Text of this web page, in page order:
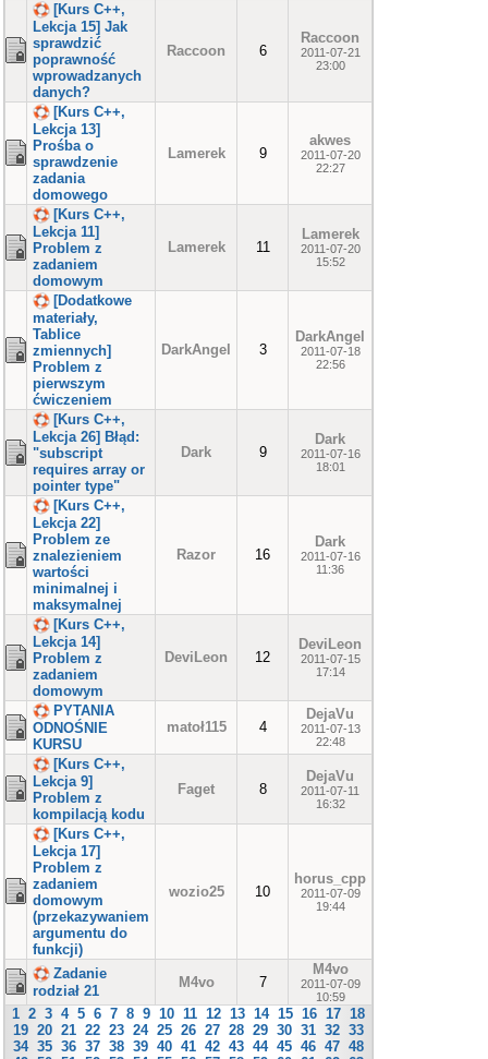
[Kurs C++,
Lekcja 15] Jak
sprawdzić
poprawność
wprowadzanych
danych?
Raccoon 6
Raccoon
2011-07-21
23:00
[Kurs C++,
Lekcja 13]
Prośba o
sprawdzenie
zadania
domowego
Lamerek 9
akwes
2011-07-20
22:27
[Kurs C++,
Lekcja 11]
Problem z
zadaniem
domowym
Lamerek 11
Lamerek
2011-07-20
15:52
[Dodatkowe
materiały,
Tablice
zmiennych]
Problem z
pierwszym
ćwiczeniem
DarkAngel 3
DarkAngel
2011-07-18
22:56
[Kurs C++,
Lekcja 26] Błąd:
"subscript
requires array or
pointer type"
Dark 9
Dark
2011-07-16
18:01
[Kurs C++,
Lekcja 22]
Problem ze
znalezieniem
wartości
minimalnej i
maksymalnej
Razor 16
Dark
2011-07-16
11:36
[Kurs C++,
Lekcja 14]
Problem z
zadaniem
domowym
DeviLeon 12
DeviLeon
2011-07-15
17:14
PYTANIA
ODNOŚNIE
KURSU
matoł115 4
DejaVu
2011-07-13
22:48
[Kurs C++,
Lekcja 9]
Problem z
kompilacją kodu
Faget 8
DejaVu
2011-07-11
16:32
[Kurs C++,
Lekcja 17]
Problem z
zadaniem
domowym
(przekazywaniem
argumentu do
funkcji)
wozio25 10
horus_cpp
2011-07-09
19:44
Zadanie
rodział 21
M4vo 7
M4vo
2011-07-09
10:59
1 2 3 4 5 6 7 8 9 10 11 12 13 14 15 16 17 18
19 20 21 22 23 24 25 26 27 28 29 30 31 32 33
34 35 36 37 38 39 40 41 42 43 44 45 46 47 48